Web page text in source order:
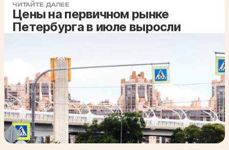
ЧИТАЙТЕ ДАЛЕЕ
Цены на первичном рынке
Петербурга в июле выросли